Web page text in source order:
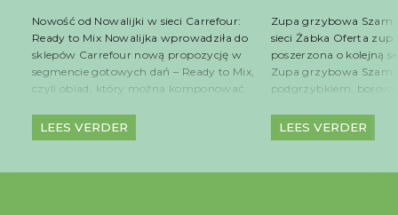
Nowość od Nowalijki w sieci Carrefour:
Ready to Mix Nowalijka wprowadziła do
sklepów Carrefour nową propozycję w
segmencie gotowych dań – Ready to Mix,
czyli obiad, który można komponować
umożliwia tworzenie posiłku w trzech
krokach: wybór dwóch rodzajów warzyw
sosów (szpinakowy, puttanesca i
LEES VERDER
Zupa grzybowa Szam
sieci Żabka Oferta zup
poszerzona o kolejną
Zupa grzybowa Szam
podgrzybkiem,
Żabka na terenie
wyróżnia się
kuchnią domową.
LEES VERDER